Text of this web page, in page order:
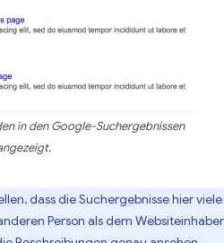
in den Google-Suchergebnissen
dass die Suchergebnisse hier viele
Person als dem Websiteinhaber